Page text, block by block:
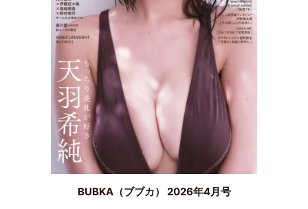
BUBKA（ブブカ） 2026年4月号